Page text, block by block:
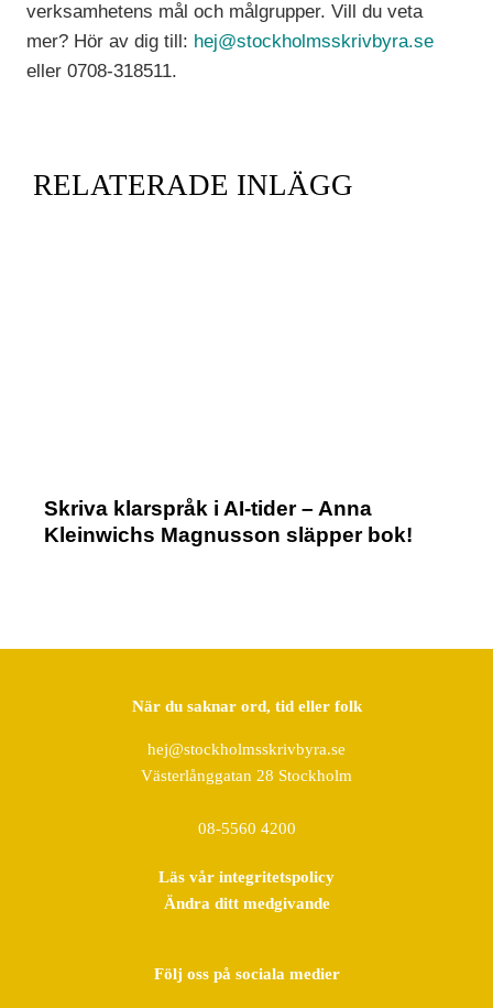
verksamhetens mål och målgrupper. Vill du veta
mer? Hör av dig till: hej@stockholmsskrivbyra.se
eller 0708-318511.
RELATERADE INLÄGG
Skriva klarspråk i AI-tider – Anna
Kleinwichs Magnusson släpper bok!
När du saknar ord, tid eller folk
hej@stockholmsskrivbyra.se
Västerlånggatan 28 Stockholm
08-5560 4200
Läs vår integritetspolicy
Ändra ditt medgivande
Följ oss på sociala medier